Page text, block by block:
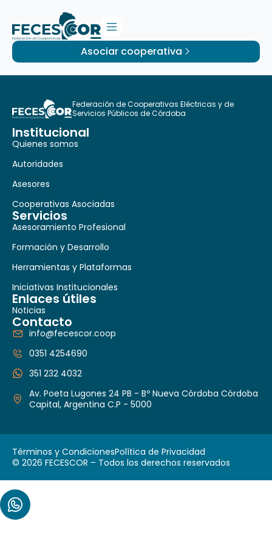
Asociar cooperativa
Federación de Cooperativas Eléctricas y de
Servicios Públicos de Córdoba
Institucional
Quienes somos
Autoridades
Asesores
Cooperativas Asociadas
Servicios
Asesoramiento Profesional
Formación y Desarrollo
Herramientas y Plataformas
Iniciativas Institucionales
Enlaces útiles
Noticias
Contacto
info@fecescor.coop
0351 4254690
351 232 4032
Av. Poeta Lugones 24 PB - Bº Nueva Córdoba Córdoba
Capital, Argentina C.P - 5000
© 2026 FECESCOR – Todos los derechos reservados
Términos y CondicionesPolítica de Privacidad